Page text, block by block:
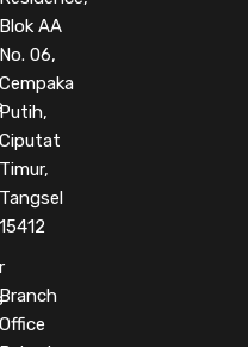
Blok AA
No. 06,
Cempaka
Ciputat
Timur,
Tangsel
15412
Office